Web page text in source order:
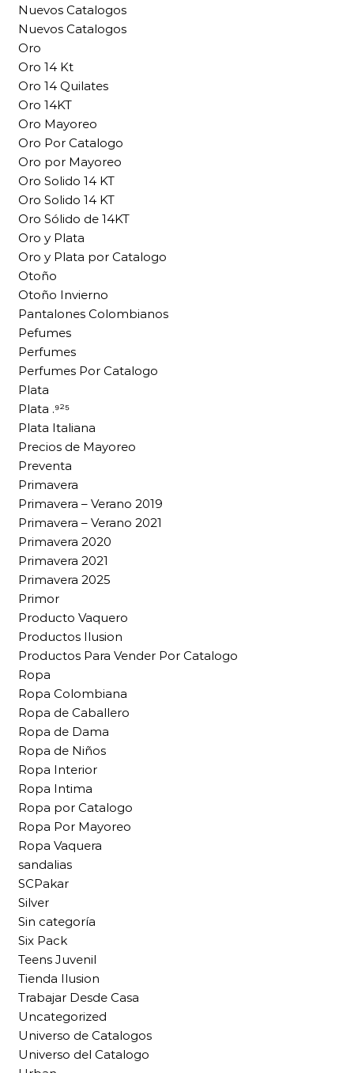
Nuevos Catalogos
Nuevos Catalogos
Oro
Oro 14 Kt
Oro 14 Quilates
Oro 14KT
Oro Mayoreo
Oro Por Catalogo
Oro por Mayoreo
Oro Solido 14 KT
Oro Solido 14 KT
Oro Sólido de 14KT
Oro y Plata
Oro y Plata por Catalogo
Otoño
Otoño Invierno
Pantalones Colombianos
Pefumes
Perfumes
Perfumes Por Catalogo
Plata
Plata .⁹²⁵
Plata Italiana
Precios de Mayoreo
Preventa
Primavera
Primavera – Verano 2019
Primavera – Verano 2021
Primavera 2020
Primavera 2021
Primavera 2025
Primor
Producto Vaquero
Productos Ilusion
Productos Para Vender Por Catalogo
Ropa
Ropa Colombiana
Ropa de Caballero
Ropa de Dama
Ropa de Niños
Ropa Interior
Ropa Intima
Ropa por Catalogo
Ropa Por Mayoreo
Ropa Vaquera
sandalias
SCPakar
Silver
Sin categoría
Six Pack
Teens Juvenil
Tienda Ilusion
Trabajar Desde Casa
Uncategorized
Universo de Catalogos
Universo del Catalogo